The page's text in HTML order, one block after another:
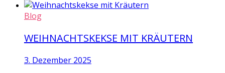
Blog
WEIHNACHTSKEKSE MIT KRÄUTERN
3. Dezember 2025